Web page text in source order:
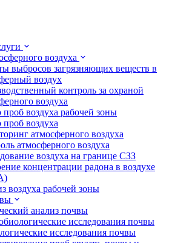
воздуха
выбросов загрязняющих веществ в
воздух
контроль за охраной
воздуха
воздуха рабочей зоны
воздуха
атмосферного воздуха
атмосферного воздуха
воздуха на границе СЗЗ
концентрации радона в воздухе
воздуха рабочей зоны
анализ почвы
исследования почвы
исследования почвы